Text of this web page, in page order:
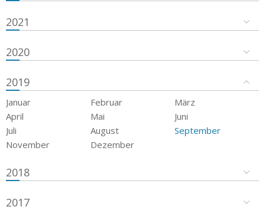
2021
2020
2019
Januar Februar
März
April
Mai
Juni
Juli
August
September
November
Dezember
2018
2017